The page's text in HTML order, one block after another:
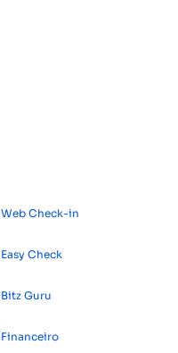
Web Check-in
Easy Check
Bitz Guru
Financeiro